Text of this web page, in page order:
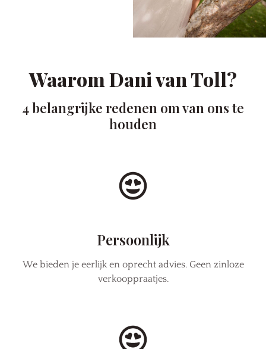
Waarom Dani van Toll?
4 belangrijke redenen om van ons te
houden
Persoonlijk
We bieden je eerlijk en oprecht advies. Geen zinloze
verkooppraatjes.